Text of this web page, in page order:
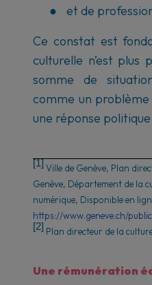
●
et de
Ce constat est
culturelle n’est plus
somme de
comme un
une réponse
[1] Ville de Genève, Plan
Genève, Département de la
numérique, Disponible en
https://www.geneve.ch/
[2] Plan directeur de la
Une rémunération